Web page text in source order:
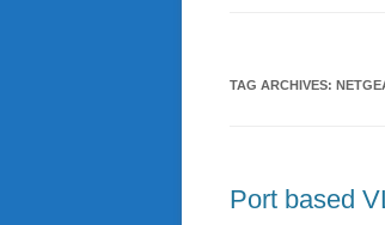
TAG ARCHIVES:
Port based